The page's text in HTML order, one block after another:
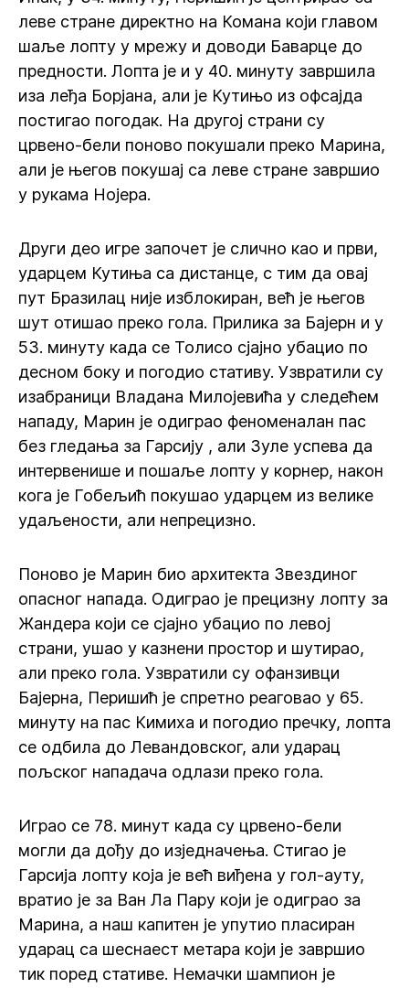
леве стране директно на Комана који главом
шаље лопту у мрежу и доводи Баварце до
предности. Лопта је и у 40. минуту завршила
иза леђа Борјана, али је Кутињо из офсајда
постигао погодак. На другој страни су
црвено-бели поново покушали преко Марина,
али је његов покушај са леве стране завршио
у рукама Нојера.
Други део игре започет је слично као и први,
ударцем Кутиња са дистанце, с тим да овај
пут Бразилац није изблокиран, већ је његов
шут отишао преко гола. Прилика за Бајерн и у
53. минуту када се Толисо сјајно убацио по
десном боку и погодио стативу. Узвратили су
изабраници Владана Милојевића у следећем
нападу, Марин је одиграо феноменалан пас
без гледања за Гарсију , али Зуле успева да
интервенише и пошаље лопту у корнер, након
кога је Гобељић покушао ударцем из велике
удаљености, али непрецизно.
Поново је Марин био архитекта Звездиног
опасног напада. Одиграо је прецизну лопту за
Жандера који се сјајно убацио по левој
страни, ушао у казнени простор и шутирао,
али преко гола. Узвратили су офанзивци
Бајерна, Перишић је спретно реаговао у 65.
минуту на пас Кимиха и погодио пречку, лопта
се одбила до Левандовског, али ударац
пољског нападача одлази преко гола.
Играо се 78. минут када су црвено-бели
могли да дођу до изједначења. Стигао је
Гарсија лопту која је већ виђена у гол-ауту,
вратио је за Ван Ла Пару који је одиграо за
Марина, а наш капитен је упутио пласиран
ударац са шеснаест метара који је завршио
тик поред стативе. Немачки шампион је